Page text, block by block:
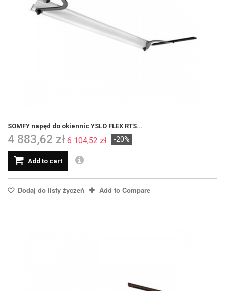
SOMFY napęd do okiennic YSLO FLEX RTS...
4 883,62 zł 6 104,52 zł -20%
Add to cart
Dodaj do listy życzeń Add to Compare